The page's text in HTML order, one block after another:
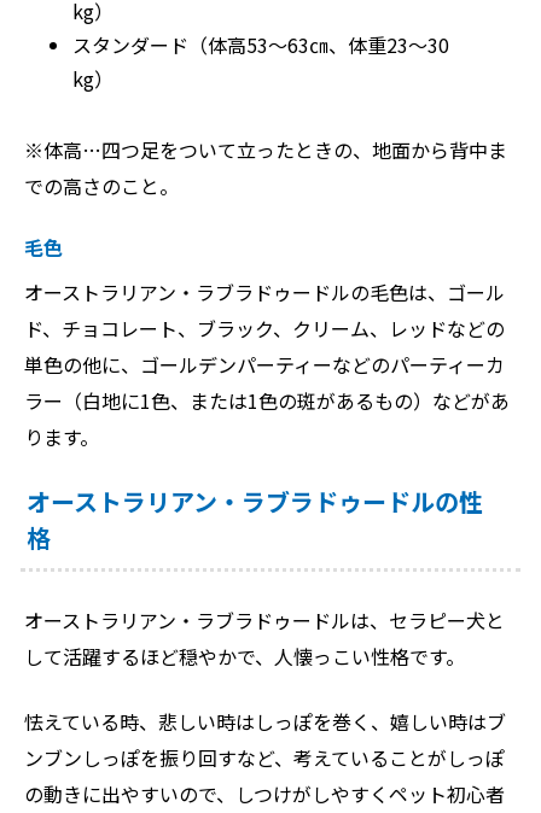
kg）
スタンダード（体高53～63㎝、体重23～30
kg）
※体高…四つ足をついて立ったときの、地面から背中ま
での高さのこと。
毛色
オーストラリアン・ラブラドゥードルの毛色は、ゴール
ド、チョコレート、ブラック、クリーム、レッドなどの
単色の他に、ゴールデンパーティーなどのパーティーカ
ラー（白地に1色、または1色の斑があるもの）などがあ
ります。
オーストラリアン・ラブラドゥードルの性
格
オーストラリアン・ラブラドゥードルは、セラピー犬と
して活躍するほど穏やかで、人懐っこい性格です。
怯えている時、悲しい時はしっぽを巻く、嬉しい時はブ
ンブンしっぽを振り回すなど、考えていることがしっぽ
の動きに出やすいので、しつけがしやすくペット初心者